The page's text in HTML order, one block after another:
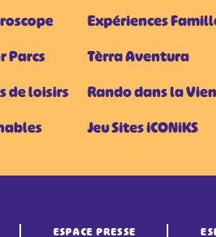
Parcs
de loisirs
Expériences
Tèrra Aventura
Rando dans la
Jeu Sites iCONiKS
ESPACE PRESSE